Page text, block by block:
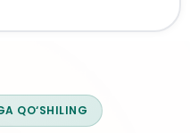
QO‘SHILING